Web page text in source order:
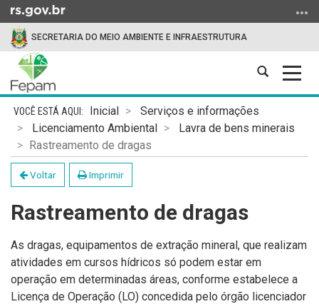
para
conteúdo
para
menu
para
SECRETARIA DO MEIO AMBIENTE E INFRAESTRUTURA
Abrir
busca
Início
conteúdo
Inicial
Serviços e informações
Licenciamento Ambiental
Lavra de bens minerais
Rastreamento de dragas
Voltar Imprimir
Rastreamento de dragas
As dragas, equipamentos de extração mineral, que realizam
atividades em cursos hídricos só podem estar em
operação em determinadas áreas, conforme estabelece a
Licença de Operação (LO) concedida pelo órgão licenciador